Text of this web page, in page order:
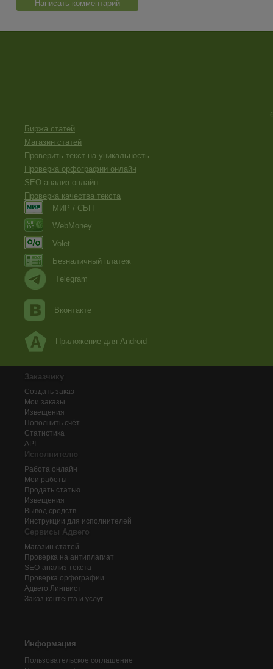
Написать комментарий
Биржа статей
Магазин статей
Проверить текст на уникальность
Проверка орфографии онлайн
SEO анализ онлайн
Проверка качества текста
МИР / СБП
WebMoney
Volet
Безналичный платеж
Telegram
Вконтакте
Приложение для Android
Заказчику
Создать заказ
Мои заказы
Извещения
Пополнить счёт
Статистика
API
Исполнителю
Работа онлайн
Мои работы
Продать статью
Извещения
Вывод средств
Инструкции для исполнителей
Сервисы Адвего
Магазин статей
Проверка на антиплагиат
SEO-анализ текста
Проверка орфографии
Адвего Лингвист
Заказ контента и услуг
Информация
Пользовательское соглашение